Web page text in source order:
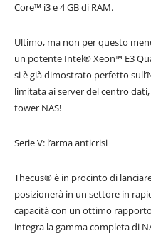
Core™ i3 e 4 GB di RAM.
Ultimo, ma non per questo
un potente Intel® Xeon™ E3
si è già dimostrato perfetto
limitata ai server del centro
tower NAS!
Serie V: l’arma anticrisi
Thecus® è in procinto di
posizionerà in un settore in
capacità con un ottimo
integra la gamma completa di